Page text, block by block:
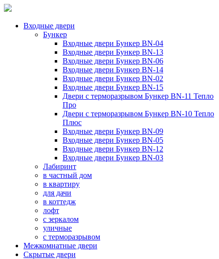
Входные двери
Бункер
Входные двери Бункер BN-04
Входные двери Бункер BN-13
Входные двери Бункер BN-06
Входные двери Бункер BN-14
Входные двери Бункер BN-02
Входные двери Бункер BN-15
Двери с терморазрывом Бункер BN-11 Тепло
Про
Двери с терморазрывом Бункер BN-10 Тепло
Плюс
Входные двери Бункер BN-09
Входные двери Бункер BN-05
Входные двери Бункер BN-12
Входные двери Бункер BN-03
Лабиринт
в частный дом
в квартиру
для дачи
в коттедж
лофт
с зеркалом
уличные
с терморазрывом
Межкомнатные двери
Скрытые двери